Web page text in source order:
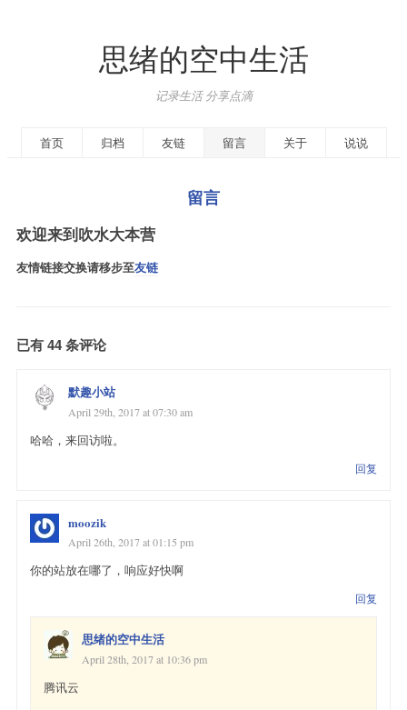
思绪的空中生活
记录生活 分享点滴
首页 归档 友链 留言 关于 说说
留言
欢迎来到吹水大本营
友情链接交换请移步至友链
已有 44 条评论
默趣小站
April 29th, 2017 at 07:30 am
哈哈，来回访啦。
回复
moozik
April 26th, 2017 at 01:15 pm
你的站放在哪了，响应好快啊
回复
思绪的空中生活
April 28th, 2017 at 10:36 pm
腾讯云